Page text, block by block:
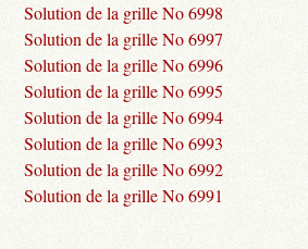
Solution de la grille No 6998
Solution de la grille No 6997
Solution de la grille No 6996
Solution de la grille No 6995
Solution de la grille No 6994
Solution de la grille No 6993
Solution de la grille No 6992
Solution de la grille No 6991